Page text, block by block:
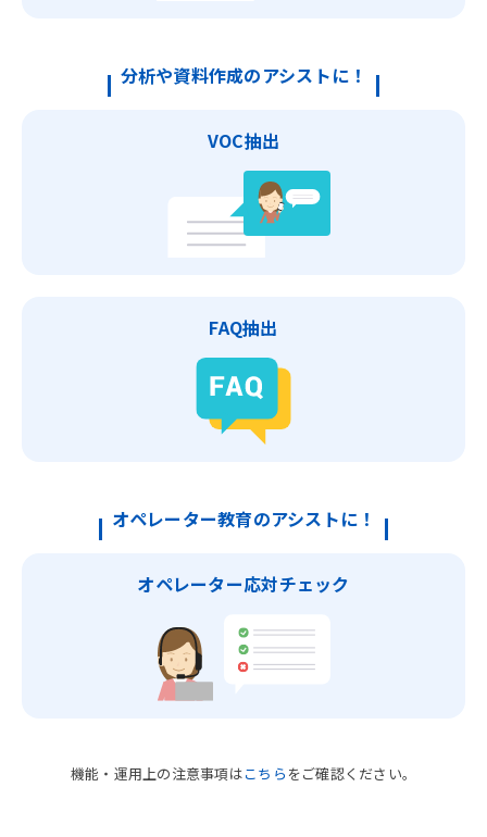
分析や資料作成のアシストに！
VOC抽出
FAQ抽出
オペレーター教育のアシストに！
オペレーター応対チェック
機能・運用上の注意事項はこちら をご確認ください。